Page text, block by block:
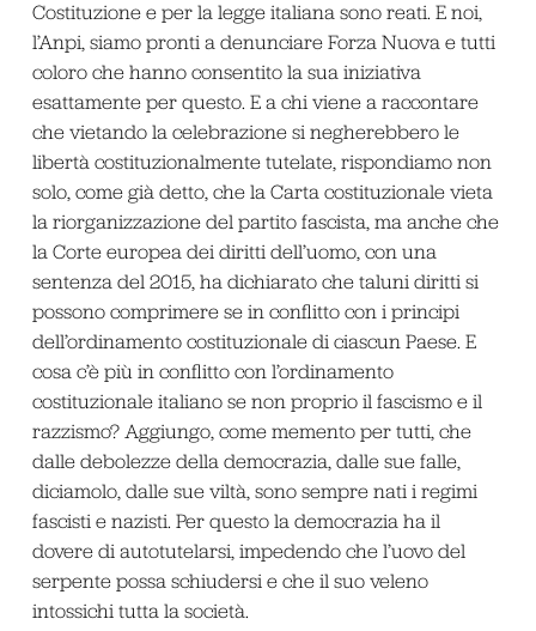
Costituzione e per la legge italiana sono reati. E noi,
l’Anpi, siamo pronti a denunciare Forza Nuova e tutti
coloro che hanno consentito la sua iniziativa
esattamente per questo. E a chi viene a raccontare
che vietando la celebrazione si negherebbero le
libertà costituzionalmente tutelate, rispondiamo non
solo, come già detto, che la Carta costituzionale vieta
la riorganizzazione del partito fascista, ma anche che
la Corte europea dei diritti dell’uomo, con una
sentenza del 2015, ha dichiarato che taluni diritti si
possono comprimere se in conflitto con i principi
dell’ordinamento costituzionale di ciascun Paese. E
cosa c’è più in conflitto con l’ordinamento
costituzionale italiano se non proprio il fascismo e il
razzismo? Aggiungo, come memento per tutti, che
dalle debolezze della democrazia, dalle sue falle,
diciamolo, dalle sue viltà, sono sempre nati i regimi
fascisti e nazisti. Per questo la democrazia ha il
dovere di autotutelarsi, impedendo che l’uovo del
serpente possa schiudersi e che il suo veleno
intossichi tutta la società.